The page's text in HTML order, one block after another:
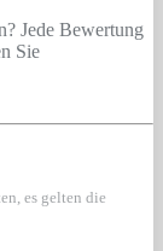
Jede Bewertung
Sie
es gelten die